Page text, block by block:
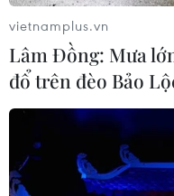
biển phía Nam
08/06/2019 15:25
Tàu SAR 274 đã đưa
Đà Nẵng an toàn,
Nẵng tiếp nhận bệnh
địa phương để tiếp
vietnamplus.vn
Lâm Đồng: Mưa
đổ trên đèo Bảo